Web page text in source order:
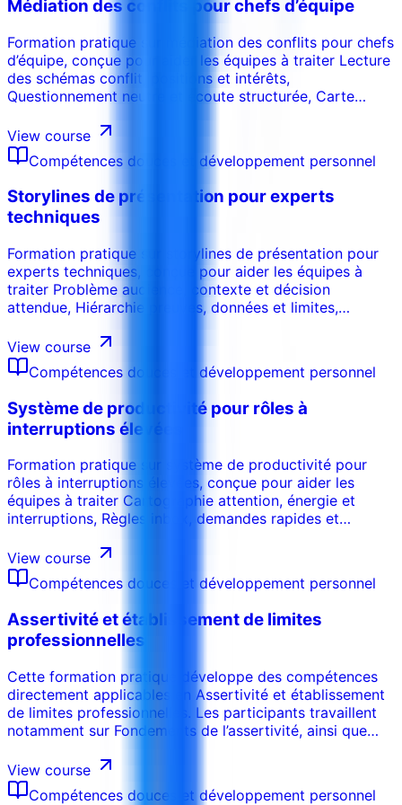
Médiation des conflits pour chefs d’équipe
Formation pratique sur médiation des conflits pour chefs
d’équipe, conçue pour aider les équipes à traiter Lecture
des schémas conflit, positions et intérêts,
Questionnement neutre et écoute structurée, Carte
critères d’équité, Prévention rechute et rituels d’équipe
avec des outils, décisions et livrables directement
utilisables en entreprise.
View course
Compétences douces et développement personnel
Storylines de présentation pour experts
techniques
Formation pratique sur storylines de présentation pour
experts techniques, conçue pour aider les équipes à
traiter Problème audience, contexte et décision
attendue, Hiérarchie preuves, données et limites,
exécutive et recommandation, Défense Q&R et
objections techniques avec des outils, décisions et
livrables directement utilisables en entreprise.
View course
Compétences douces et développement personnel
Système de productivité pour rôles à
interruptions élevées
Formation pratique sur système de productivité pour
rôles à interruptions élevées, conçue pour aider les
équipes à traiter Cartographie attention, énergie et
interruptions, Règles inbox, demandes rapides et
imprévus, Revue hebdomadaire et portefeuille priorités,
Récupération après interruption et reprise du focus avec
des outils, décisions et livrables directement utilisables
en entreprise.
View course
Compétences douces et développement personnel
Assertivité et établissement de limites
professionnelles
Cette formation pratique développe des compétences
directement applicables en Assertivité et établissement
de limites professionnelles. Les participants travaillent
notamment sur Fondements de l’assertivité, ainsi que
professionnellement, puis transforment les méthodes
étudiées en outils et actions adaptés à leur
View course
Compétences douces et développement personnel